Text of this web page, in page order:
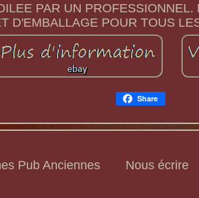
PAR UN
D'EMBALLAGE POUR TOUS
Share
Pub Anciennes Nous écrire